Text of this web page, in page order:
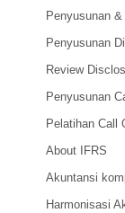
Penyusunan
Penyusunan
Review
Penyusunan
Pelatihan Call
About IFRS
Akuntansi
Harmonisasi